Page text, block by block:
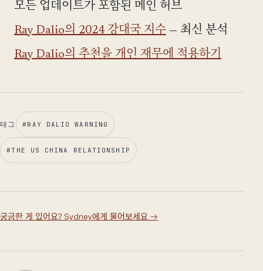
모든 업데이트가 포함된 메인 허브
Ray Dalio의 2024 강대국 지수 — 최신 분석
Ray Dalio의 추천을 개인 재무에 적용하기
태그 #RAY DALIO WARNING
#THE US CHINA RELATIONSHIP
궁금한 게 있어요? Sydney에게 물어보세요 →